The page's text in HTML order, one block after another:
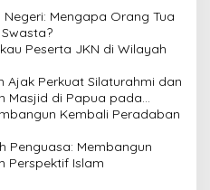
Negeri: Mengapa Orang Tua
Peserta JKN di Wilayah
Ajak Perkuat Silaturahmi dan
Masjid di Papua pada
Insan Cita
Kembali Peradaban
Penguasa: Membangun
Perspektif Islam